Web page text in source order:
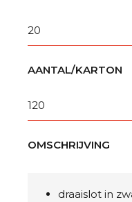
20
AANTAL/KARTON
120
OMSCHRIJVING
draaislot in